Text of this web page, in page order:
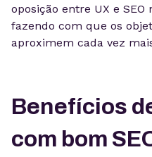
oposição entre UX e SEO
fazendo com que os
aproximem cada vez
Benefícios
com bom